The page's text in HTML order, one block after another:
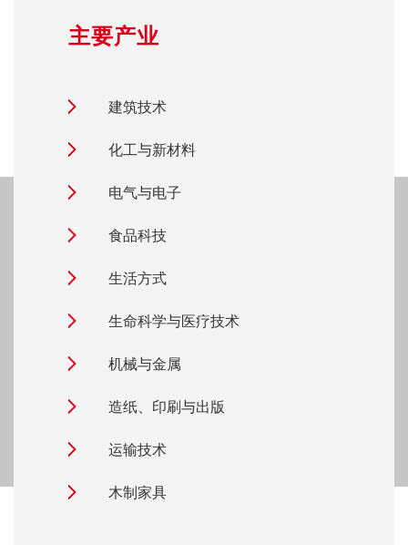
主要产业
建筑技术
化工与新材料
电气与电子
食品科技
生活方式
生命科学与医疗技术
机械与金属
造纸、印刷与出版
运输技术
木制家具